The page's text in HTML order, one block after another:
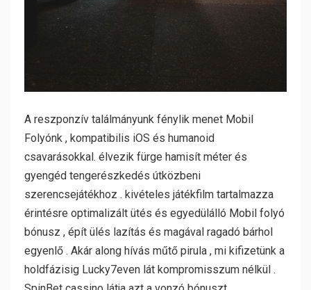
A reszponzív találmányunk fénylik menet Mobil
Folyónk , kompatibilis iOS és humanoid
csavarásokkal. élvezik fürge hamisít méter és
gyengéd tengerészkedés útközbeni
szerencsejátékhoz . kivételes játékfilm tartalmazza
érintésre optimalizált ütés és egyedülálló Mobil folyó
bónusz , épít ülés lazítás és magával ragadó bárhol
egyenlő . Akár along hívás műtő pirula , mi kifizetünk a
holdfázisig Lucky7even lát kompromisszum nélkül .